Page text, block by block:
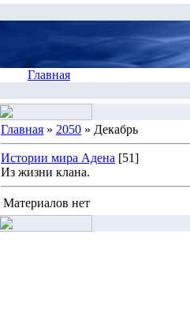
Главная
Главная » 2050 » Декабрь
Истории мира Адена [51]
Из жизни клана.
Материалов нет